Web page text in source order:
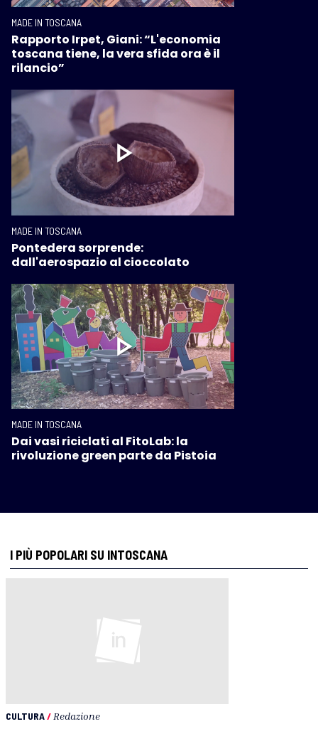
MADE IN TOSCANA
Rapporto Irpet, Giani: “L'economia
toscana tiene, la vera sfida ora è il
rilancio”
MADE IN TOSCANA
Pontedera sorprende:
dall'aerospazio al cioccolato
MADE IN TOSCANA
Dai vasi riciclati al FitoLab: la
rivoluzione green parte da Pistoia
I PIÙ POPOLARI SU INTOSCANA
CULTURA/ Redazione